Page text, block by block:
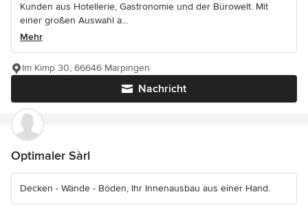
Kunden aus Hotellerie, Gastronomie und der Bürowelt. Mit
einer großen Auswahl a...
Mehr
Nachricht
Im Kimp 30, 66646 Marpingen
Optimaler Sàrl
Decken - Wände - Böden, Ihr Innenausbau aus einer Hand.